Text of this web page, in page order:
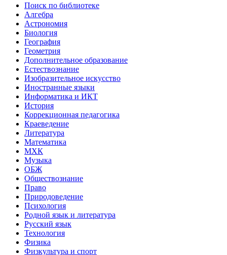
Поиск по библиотеке
Алгебра
Астрономия
Биология
География
Геометрия
Дополнительное образование
Естествознание
Изобразительное искусство
Иностранные языки
Информатика и ИКТ
История
Коррекционная педагогика
Краеведение
Литература
Математика
МХК
Музыка
ОБЖ
Обществознание
Право
Природоведение
Психология
Родной язык и литература
Русский язык
Технология
Физика
Физкультура и спорт